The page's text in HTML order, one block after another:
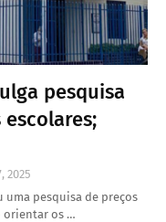
pesquisa
2025
uma pesquisa de preços
orientar os …